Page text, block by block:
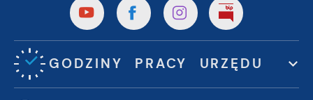
GODZINY PRACY URZĘDU